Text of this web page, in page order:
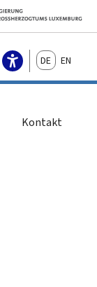
DeutschEnglish
Kontakt